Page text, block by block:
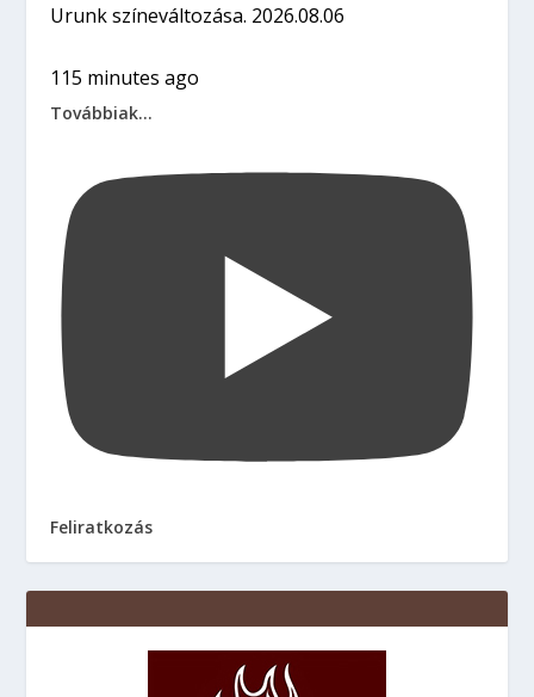
Urunk színeváltozása. 2026.08.06
115 minutes ago
Továbbiak...
Feliratkozás